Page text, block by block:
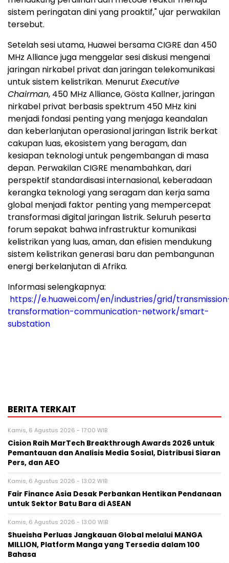
sistem peringatan dini yang proaktif," ujar perwakilan
tersebut.
Setelah sesi utama, Huawei bersama CIGRE dan 450
MHz Alliance juga menggelar sesi diskusi mengenai
jaringan nirkabel privat dan jaringan telekomunikasi
untuk sistem kelistrikan. Menurut Executive
Chairman, 450 MHz Alliance, Gösta Kallner, jaringan
nirkabel privat berbasis spektrum 450 MHz kini
menjadi fondasi penting yang menjaga keandalan
dan keberlanjutan operasional jaringan listrik berkat
cakupan luas, ekosistem yang beragam, dan
kesiapan teknologi untuk pengembangan di masa
depan. Perwakilan CIGRE menambahkan, dari
perspektif standardisasi internasional, keberadaan
kerangka teknologi yang seragam dan kerja sama
global menjadi faktor penting yang mempercepat
transformasi digital jaringan listrik. Seluruh peserta
forum sepakat bahwa infrastruktur komunikasi
kelistrikan yang luas, aman, dan efisien mendukung
sistem kelistrikan generasi baru dan pembangunan
energi berkelanjutan di Afrika.
Informasi selengkapnya:
https://e.huawei.com/en/industries/grid/
transformation-communication-network/smart-
substation
BERITA TERKAIT
Kamis, 6 Agustus 2026 - 17:00 WIB
Cision Raih MarTech Breakthrough Awards 2026 untuk
Pemantauan dan Analisis Media Sosial, Distribusi Siaran
Pers, dan AEO
Kamis, 6 Agustus 2026 - 13:02 WIB
Fair Finance Asia Desak Perbankan Hentikan Pendanaan
untuk Sektor Batu Bara di ASEAN
Kamis, 6 Agustus 2026 - 13:00 WIB
Shueisha Perluas Jangkauan Global melalui MANGA
MILLION, Platform Manga yang Tersedia dalam 100
Bahasa